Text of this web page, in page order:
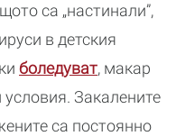
са „настинали”,
в детския
боледуват, макар
Закалените
са постоянно